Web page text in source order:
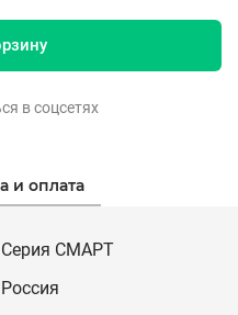
в соцсетях
и оплата
Серия СМАРТ
Россия